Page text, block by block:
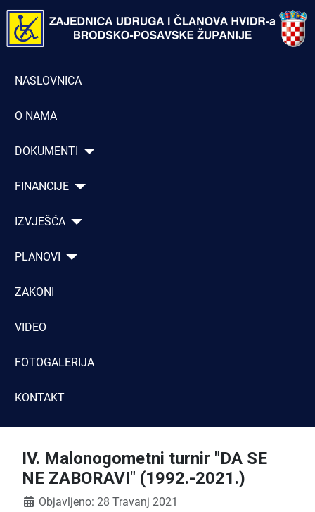
NASLOVNICA
O NAMA
DOKUMENTI
FINANCIJE
IZVJEŠĆA
PLANOVI
ZAKONI
VIDEO
FOTOGALERIJA
KONTAKT
IV. Malonogometni turnir "DA SE
NE ZABORAVI" (1992.-2021.)
DetaljiObjavljeno: 28 Travanj 2021